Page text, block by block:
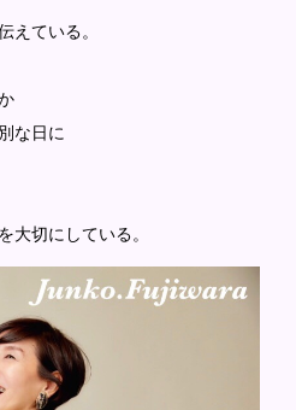
えている。
な日に
大切にしている。